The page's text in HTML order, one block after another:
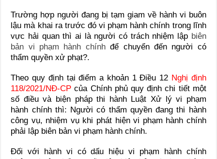
Trường hợp người đang bị tạm giam về hành vi buôn
lậu mà khai ra trước đó vi phạm hành chính trong lĩnh
vực hải quan thì ai là người có trách nhiệm lập biên
bản vi phạm hành chínhđể chuyển đến người có
thẩm quyền xử phạt?.
Theo quy định tại điểm a khoản 1 Điều 12 Nghị định
118/2021/NĐ-CP của Chính phủ quy định chi tiết một
số điều và biện pháp thi hành Luật Xử lý vi phạm
hành chính thì: Người có thẩm quyền đang thi hành
công vụ, nhiệm vụ khi phát hiện vi phạm hành chính
phải lập biên bản vi phạm hành chính.
Đối với hành vi có dấu hiệu vi phạm hành chính